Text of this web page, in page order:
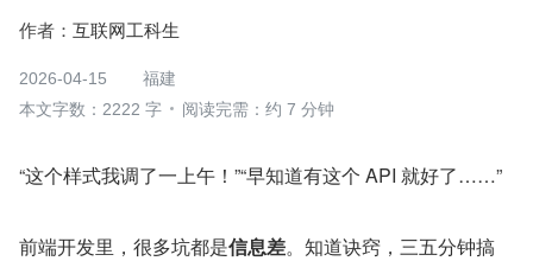
作者： 互联网工科生
2026-04-15
福建
本文字数：2222 字
阅读完需：约 7 分钟
“这个样式我调了一上午！”“早知道有这个 API 就好了……”
前端开发里，很多坑都是信息差。知道诀窍，三五分钟搞